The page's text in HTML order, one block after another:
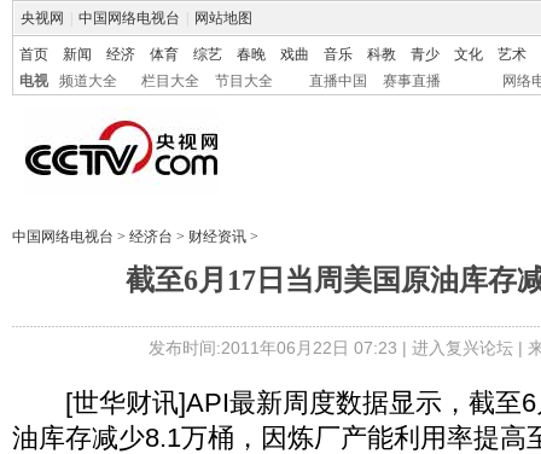
央视网 中国网络电视台 网站地图
首页 新闻 经济 体育 综艺 春晚 戏曲 音乐 科教 青少 文化
艺术
电视
频道大全 栏目大全 节目大全 直播中国 赛事直播 网络
中国网络电视台 > 经济台 > 财经资讯 >
截至6月17日当周美国原油库存
发布时间:2011年06月22日 07:23 | 进入复兴论坛|
[世华财讯]API最新周度数据显示，截至6
油库存减少8.1万桶，因炼厂产能利用率提高